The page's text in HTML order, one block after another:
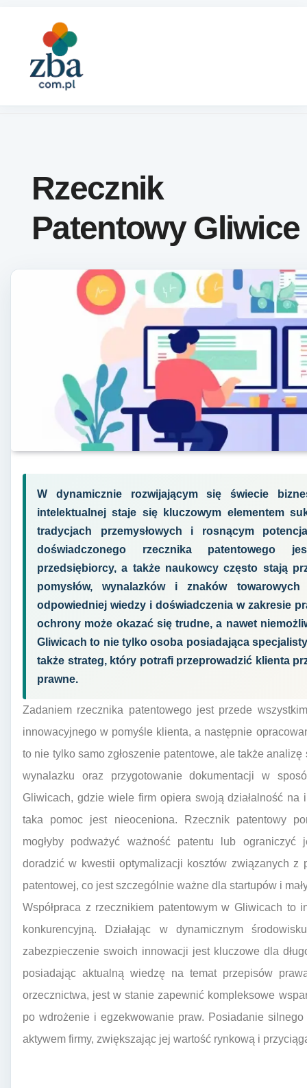
Rzecznik
Patentowy Gliwice
W dynamicznie rozwijającym się świecie
intelektualnej staje się kluczowym elementem
tradycjach przemysłowych i rosnącym
doświadczonego rzecznika patentowego
przedsiębiorcy, a także naukowcy często stają
pomysłów, wynalazków i znaków
odpowiedniej wiedzy i doświadczenia w zakresie
ochrony może okazać się trudne, a nawet
Gliwicach to nie tylko osoba posiadająca
także strateg, który potrafi przeprowadzić klienta
prawne.
Zadaniem rzecznika patentowego jest przede
innowacyjnego w pomyśle klienta, a następnie
to nie tylko samo zgłoszenie patentowe, ale także
wynalazku oraz przygotowanie dokumentacji w
Gliwicach, gdzie wiele firm opiera swoją działalność
taka pomoc jest nieoceniona. Rzecznik patentowy
mogłyby podważyć ważność patentu lub ograniczyć
doradzić w kwestii optymalizacji kosztów związanych z
patentowej, co jest szczególnie ważne dla startupów i
Współpraca z rzecznikiem patentowym w Gliwicach to
konkurencyjną. Działając w dynamicznym
zabezpieczenie swoich innowacji jest kluczowe dla
posiadając aktualną wiedzę na temat przepisów
orzecznictwa, jest w stanie zapewnić kompleksowe
po wdrożenie i egzekwowanie praw. Posiadanie
aktywem firmy, zwiększając jej wartość rynkową i